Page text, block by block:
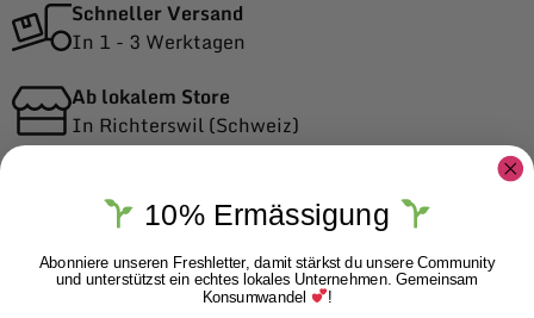
Schneller Versand
In 1 - 3 Werktagen
Ab lokalem Store
In Richterswil (Schweiz)
Freshletter abonnieren
10% Ermässigung
Abonniere unseren Freshletter, damit stärkst du unsere Community
und unterstützst ein echtes lokales Unternehmen. Gemeinsam
Konsumwandel !